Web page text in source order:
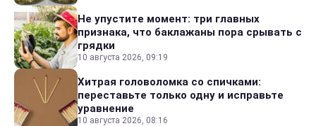
Не упустите момент: три главных
признака, что баклажаны пора срывать с
грядки
10 августа 2026, 09:19
Хитрая головоломка со спичками:
переставьте только одну и исправьте
уравнение
10 августа 2026, 08:16